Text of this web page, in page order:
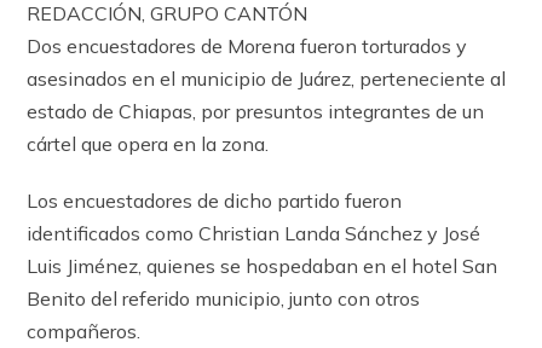
REDACCIÓN, GRUPO CANTÓN
Dos encuestadores de Morena fueron torturados y
asesinados en el municipio de Juárez, perteneciente al
estado de Chiapas, por presuntos integrantes de un
cártel que opera en la zona.
Los encuestadores de dicho partido fueron
identificados como Christian Landa Sánchez y José
Luis Jiménez, quienes se hospedaban en el hotel San
Benito del referido municipio, junto con otros
compañeros.